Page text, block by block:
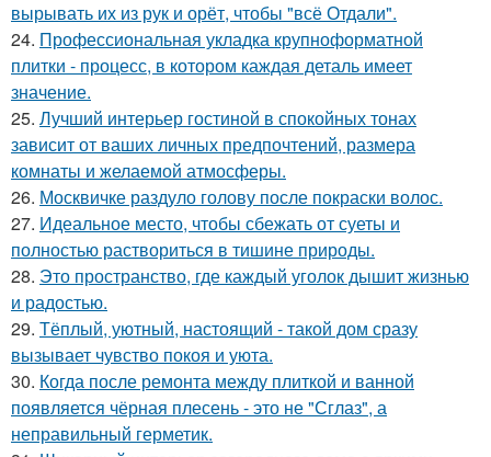
вырывать их из рук и орёт, чтобы "всё Отдали".
24. Профессиональная укладка крупноформатной
плитки - процесс, в котором каждая деталь имеет
значение.
25. Лучший интерьер гостиной в спокойных тонах
зависит от ваших личных предпочтений, размера
комнаты и желаемой атмосферы.
26. Москвичке раздуло голову после покраски волос.
27. Идеальное место, чтобы сбежать от суеты и
полностью раствориться в тишине природы.
28. Это пространство, где каждый уголок дышит жизнью
и радостью.
29. Тёплый, уютный, настоящий - такой дом сразу
вызывает чувство покоя и уюта.
30. Когда после ремонта между плиткой и ванной
появляется чёрная плесень - это не "Сглаз", а
неправильный герметик.